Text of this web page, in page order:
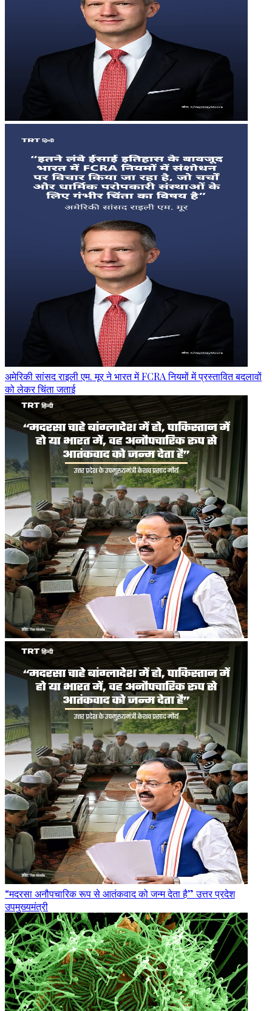
अमेरिकी सांसद राइली एम. मूर ने भारत में FCRA नियमों में प्रस्तावित बदलावों
को लेकर चिंता जताई
“मदरसा अनौपचारिक रूप से आतंकवाद को जन्म देता है” उत्तर प्रदेश
उपमुख्यमंत्री